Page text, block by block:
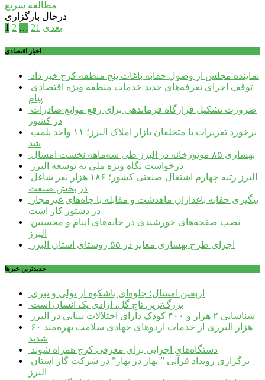
مطالعه سریع
درحال بارگزاری
صفحه‌بندی
نوشته‌ها
1 2 … 21 بعدی
اخبار اقتصادی
نماینده مجلس از وصول حقابه باغات پنج منطقه کرج خبر داد
پیام
در کشور
شد
بهسازی ۸۵ موتورخانه در البرز طی سه‌ماهه نخست امسال
درخواست نگاه ویژه ملی به توسعه البرز
در بخش صنعت
در دستور کار است
البرز
اجرای طرح بهسازی معابر در ۵۵ روستای استان البرز
جديدترين خبرها
اربعین امسال؛ جلوه‌ای باشکوه از تولی و تبری
بزرگ‌ترین تاج گل، آزادی یک انسان است
شناسایی ۲ هزار و ۴۰۰ کودک دارای اختلالات بینایی در البرز
۶۰ هزار البرزی از خدمات اردوهای جهادی سلامت بهره‌مند
شدند
دستگاه‌های اجرایی برای معرفی کرج همراه شوند
البرز